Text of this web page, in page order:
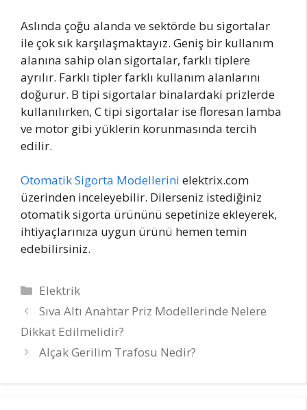
Aslında çoğu alanda ve sektörde bu sigortalar
ile çok sık karşılaşmaktayız. Geniş bir kullanım
alanına sahip olan sigortalar, farklı tiplere
ayrılır. Farklı tipler farklı kullanım alanlarını
doğurur. B tipi sigortalar binalardaki prizlerde
kullanılırken, C tipi sigortalar ise floresan lamba
ve motor gibi yüklerin korunmasında tercih
edilir.
Otomatik Sigorta Modellerini elektrix.com
üzerinden inceleyebilir. Dilerseniz istediğiniz
otomatik sigorta ürününü sepetinize ekleyerek,
ihtiyaçlarınıza uygun ürünü hemen temin
edebilirsiniz.
Kategoriler
Elektrik
Yazı
dolaşımı
Sıva Altı Anahtar Priz Modellerinde Nelere
Dikkat Edilmelidir?
Alçak Gerilim Trafosu Nedir?